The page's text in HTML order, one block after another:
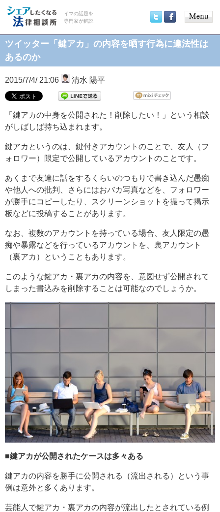
イマの話題を
専門家が解説
menu
ツイッター「鍵アカ」の内容を晒す行為に違法性は
あるのか
2015/7/4/ 21:06 清水 陽平
「鍵アカの中身を公開された！削除したい！」という相談
がしばしば持ち込まれます。
鍵アカというのは、鍵付きアカウントのことで、友人（フ
ォロワー）限定で公開しているアカウントのことです。
あくまで友達に話をするくらいのつもりで書き込んだ愚痴
や他人への批判、さらにはおバカ写真などを、フォロワー
が勝手にコピーしたり、スクリーンショットを撮って掲示
板などに投稿することがあります。
なお、複数のアカウントを持っている場合、友人限定の愚
痴や暴露などを行っているアカウントを、裏アカウント
（裏アカ）ということもあります。
このような鍵アカ・裏アカの内容を、意図せず公開されて
しまった書込みを削除することは可能なのでしょうか。
■鍵アカが公開されたケースは多々ある
鍵アカの内容を勝手に公開される（流出される）という事
例は意外と多くあります。
芸能人で鍵アカ・裏アカの内容が流出したとされている例